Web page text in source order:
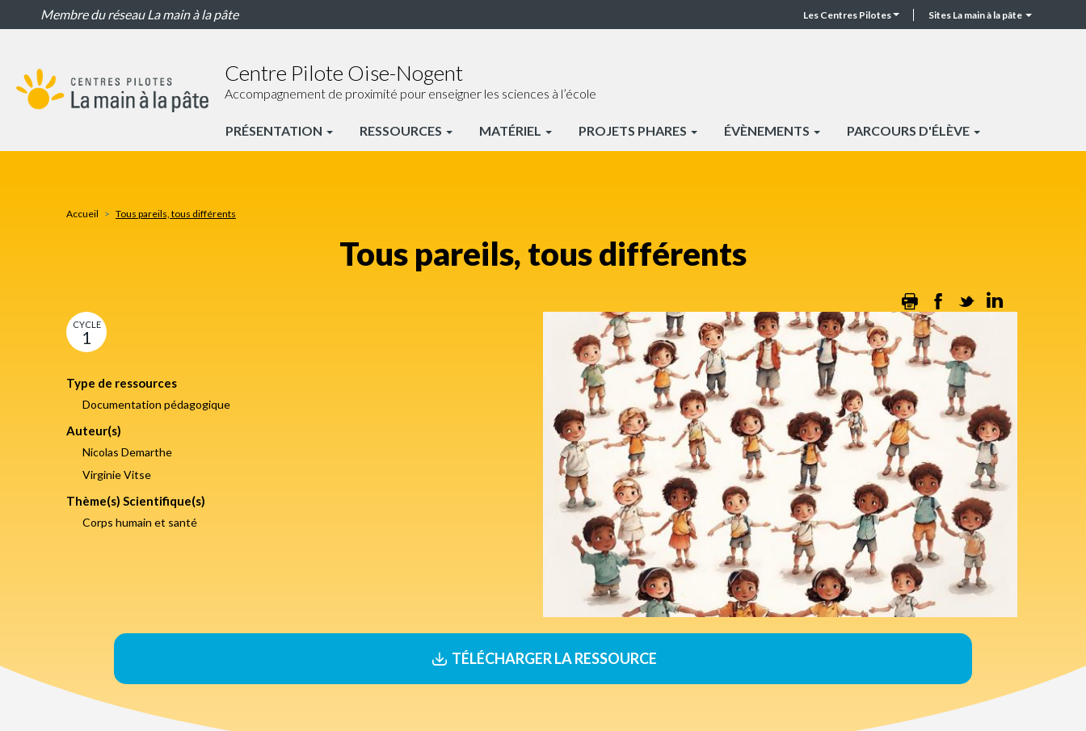
Membre du réseau La main à la pâte
CP
Les Centres Pilotes Sites La main à la pâte
Centre Pilote Oise-Nogent
Accompagnement de proximité pour enseigner les sciences à l’école
CP
sur-
PRÉSENTATION RESSOURCES MATÉRIEL PROJETS PHARES ÉVÈNEMENTS PARCOURS D'ÉLÈVE
Accueil Tous pareils, tous différents
Tous pareils, tous différents
Print Facebook
Twitter
CYCLE
1
Type de ressources
Documentation pédagogique
Auteur(s)
Nicolas Demarthe
Virginie Vitse
Thème(s) Scientifique(s)
Corps humain et santé
TÉLÉCHARGER LA RESSOURCE